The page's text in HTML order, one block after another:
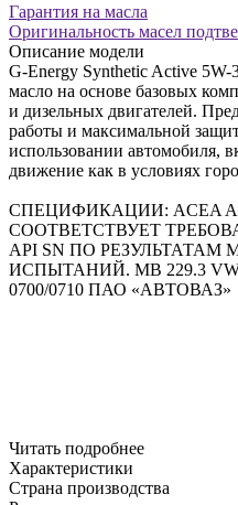
Гарантия на масла
Оригинальность масел
Описание модели
G-Energy Synthetic Active 5W-
масло на основе базовых
и дизельных двигателей.
работы и максимальной
использовании автомобиля,
движение как в условиях
СПЕЦИФИКАЦИИ: ACEA
СООТВЕТСТВУЕТ
API SN ПО
ИСПЫТАНИЙ. MB 229.3
0700/0710 ПАО «АВТОВАЗ»
Читать подробнее
Характеристики
Страна производства